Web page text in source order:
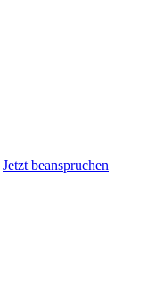
Jetzt beanspruchen